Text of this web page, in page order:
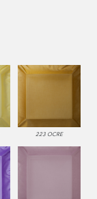
223 OCRE